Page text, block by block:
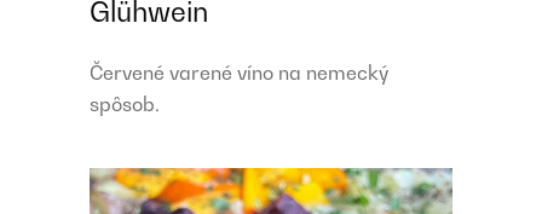
Glühwein
Červené varené víno na nemecký
spôsob.